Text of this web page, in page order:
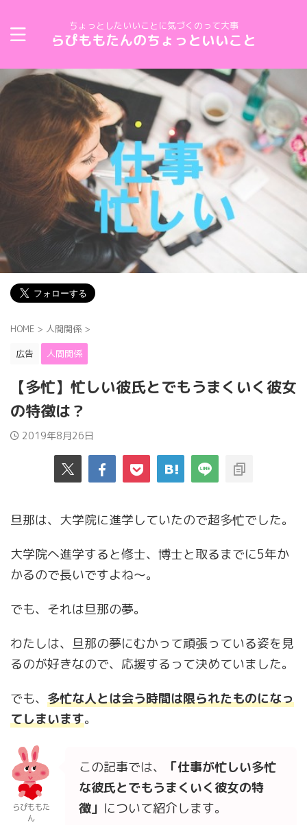
ちょっとしたいいことに気づくのって大事
らぴももたんのちょっといいこと
HOME > 人間関係 >
広告
人間関係
【多忙】忙しい彼氏とでもうまくいく彼女
の特徴は？
2019年8月26日
旦那は、大学院に進学していたので超多忙でした。
大学院へ進学すると修士、博士と取るまでに5年か
かるので長いですよね〜。
でも、それは旦那の夢。
わたしは、旦那の夢にむかって頑張っている姿を見
るのが好きなので、応援するって決めていました。
でも、 多忙な人とは会う時間は限られたものになっ
てしまいます。
らぴももた
ん
この記事では、
「仕事が忙しい多忙
な彼氏とでもうまくいく彼女の特
徴」 について紹介します。